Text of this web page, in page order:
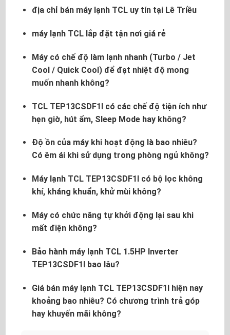
địa chỉ bán máy lạnh TCL uy tín tại Lê Triều
máy lạnh TCL lắp đặt tận nơi giá rẻ
Máy có chế độ làm lạnh nhanh (Turbo / Jet
Cool / Quick Cool) để đạt nhiệt độ mong
muốn nhanh không?
TCL TEP13CSDF1I có các chế độ tiện ích như
hẹn giờ, hút ẩm, Sleep Mode hay không?
Độ ồn của máy khi hoạt động là bao nhiêu?
Có êm ái khi sử dụng trong phòng ngủ không?
Máy lạnh TCL TEP13CSDF1I có bộ lọc không
khí, kháng khuẩn, khử mùi không?
Máy có chức năng tự khởi động lại sau khi
mất điện không?
Bảo hành máy lạnh TCL 1.5HP Inverter
TEP13CSDF1I bao lâu?
Giá bán máy lạnh TCL TEP13CSDF1I hiện nay
khoảng bao nhiêu? Có chương trình trả góp
hay khuyến mãi không?